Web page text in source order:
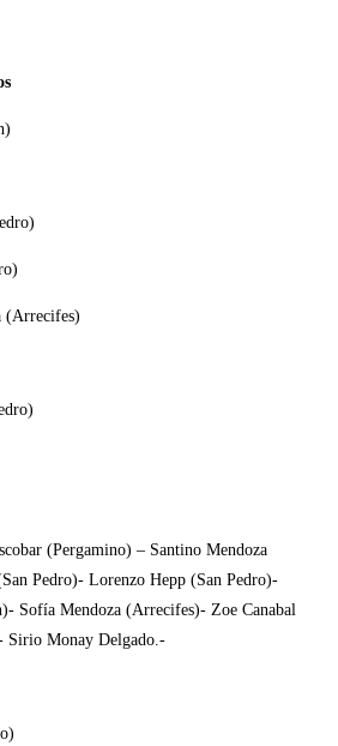
(Arrecifes)
(Pergamino) – Santino Mendoza
Pedro)- Lorenzo Hepp (San Pedro)-
Sofía Mendoza (Arrecifes)- Zoe Canabal
Sirio Monay Delgado.-